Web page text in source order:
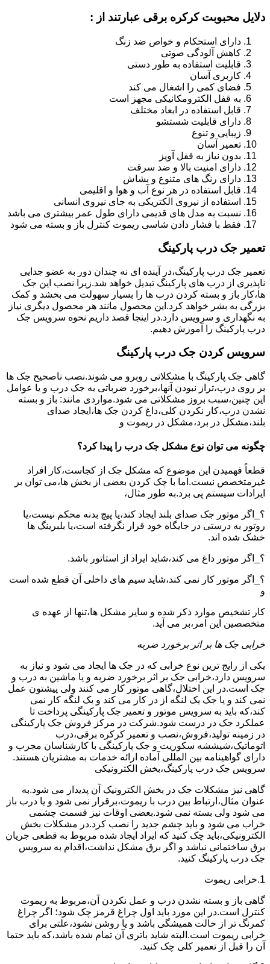
دلایل محبوبت کرکره برقی عبارتند از :
دارای استحکام و خواص ضد زنگ
کاهش آلودگی صوتی
قابلیت استفاده به طور دستی
کاربری آسان
فضای کمی را اشغال می کند
به قفل الکترومکانیکی مجهز است
قابل استفاده در ابعاد مختلف
دارای قابلیت شستشو
زیبایی و تنوع
تعمیر آسان
بدون نیاز به قفل آویز
دارای امنیت بالا و ضد سرقت
دارای رنگ های متنوع و بشاش
قابل استفاده در هر نوع آب و هوا و اقلیمی
استفاده از نیروی الکتریکی به جای نیروی انسانی
نسبت به مدل های قدیمی دارای طول عمر بیشتری می باشد
فقط با فشار دادن شاسی ریموت کنترل باز و بسته می شود
تعمیر جک درب پارکینگ
تعمیر جک درب پارکینگ،در آینده ای نه چندان دور به عضو جدایی
ناپذیری از درب های پارکینگ تبدیل خواهد شد.زیرا نصب این جک
ها،کار باز و بسته کردن درب ها را بسیار سهولت می بخشد و کمک
بزرگی به بشر خواهد کرد.این محصول مانند هر محصول دیگری نیاز
به نگهداری و سرویس دارد.در اینجا قصد داریم نحوه سرویس جک
درب پارکینگ را آموزش دهیم.
سرویس کردن جک درب پارکینگ
گاهی جک پارکینگ با مشکلاتی روبرو می شوند.نصب ناصحیح جک ها
بر روی درب،تراز نبودن آنها،برخورد ضرباتی به جک درب و یا عوامل
این چنین،سبب بروز مشکلاتی می شود.مواردی مانند: باز و بسته
نشدن درب،کار نکردن کلی،داغ کردن جک ها،ایجاد صدای
بلند،مشکل در برد،مشکل در ریموت و
چگونه می توان نوع مشکل جک درب را پیدا کرد؟
قطعاً فهمیدن این موضوع که مشکل جک از کجاست،کار افراد
غیرمتخصص نیست.اما با چک کردن بعضی از بخش ها،می توان بر
ایرادات سیستم پی برد.به طور مثال،
؟_اگر موتور جک صدای بلند ایجاد کند،یا پیچ بدنه محکم نیست،یا
روتور به درستی در جایگاه خود قرار نگرفته است،یا بلبرینگ ها
خشک شده اند.
؟_اگر موتور داغ می کند،شاید ایراد از استاتور باشد.
؟_اگر موتور کار نمی کند،شاید سیم های داخلی آن قطع شده است
و
کار تشخیص موارد ذکر شده و سایر مشکل ها،تنها از عهده ی
متخصصین این امر،بر می آید.
خرابی جک ها بر اثر برخورد ضربه
یکی از رایج ترین نوع خرابی که در جک ها ایجاد می شود و نیاز به
سرویس دارد،خرابی جک بر اثر برخورد ضربه و یا ماشین به درب و
جک است.در این اختلال،گاهی موتور کار می کنند ولی پیشتون عمل
نمی کند و یا جک یک لنگه از در کار می کند و یک لنگه کار نمی
کند،که باید به سرویس موتور و تعمیر جک پارکینگی پرداخت تا
عملکرد جک در درست شود.شرکت در مرکز فروش جک پارکینگی
در زمینه تولید،فروش،نصب و تعمیر کرکره برقی،درب
اتوماتیک،شیششه سکوریت و جک پارکینگی با کارشناسان مجرب و
دارای گواهینامه بین المللی آماده ارائه خدمات به مشتریان هستند.
سرویس جک درب پارکینگ،بخش الکترونیکی
گاهی نیز مشکلات جک در بخش الکترونیک آن پدیدار می شود.به
عنوان مثال،ارتباط بین درب با ریموت،برقرار نمی شود و یا درب باز
می شود ولی بسته نمی شود.بعضی اوقات نیز قسمت چشمی
خراب می شود و باید چشم جدید را نصب کرد.در مشکلات بخش
الکترونیکی،باید چک کنید که ایراد ایجاد شده مربوط به قطعی جریان
برق ساختمانی نباشد و اگر برق مشکل نداشت،اقدام به سرویس
جک درب پارکینگ کنید.
1.خرابی ریموت
گاهی باز و بسته نشدن درب و عمل نکردن آن،مربوط به ریموت
کنترل است.در این مورد باید اول چراغ قرمز چک شود؛ اگر چراغ
کمرنگ تر از حالت همیشگی باشد و یا روشن نشود،علتی برای
خرابی ریموت است.البته شاید باتری آن تمام شده باشد،که باید حتما
آن را قبل از تعمیر کلی چک کنید.